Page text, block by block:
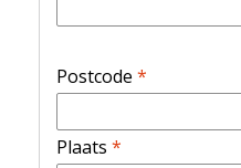
Postcode *
Plaats *